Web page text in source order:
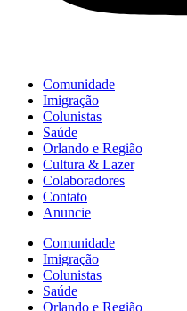
Comunidade
Imigração
Colunistas
Saúde
Orlando e Região
Cultura & Lazer
Colaboradores
Contato
Anuncie
Comunidade
Imigração
Colunistas
Saúde
Orlando e Região